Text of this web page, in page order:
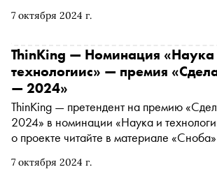
7 октября 2024 г.
7 октября 2024 г.
ThinKing — Номинация «Наука
технологиис» — премия
— 2024»
ThinKing — претендент на премию
2024» в номинации «Наука и
о проекте читайте в материале «Сноба»